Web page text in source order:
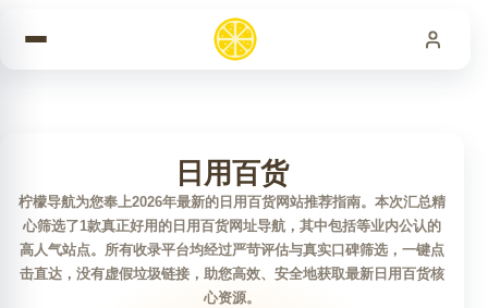
日用百货
柠檬导航为您奉上2026年最新的日用百货网站推荐指南。本次汇总精
心筛选了1款真正好用的日用百货网址导航，其中包括等业内公认的
高人气站点。所有收录平台均经过严苛评估与真实口碑筛选，一键点
击直达，没有虚假垃圾链接，助您高效、安全地获取最新日用百货核
心资源。